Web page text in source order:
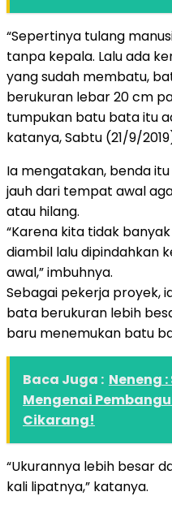
“Sepertinya tulang
tanpa kepala. Lalu ada
yang sudah membatu,
berukuran lebar 20 cm
tumpukan batu bata itu
katanya, Sabtu (21/9/
Ia mengatakan, benda
jauh dari tempat awal
atau hilang.
“Karena kita tidak
diambil lalu dipindahkan
awal,” imbuhnya.
Sebagai pekerja proyek,
bata berukuran lebih
baru menemukan batu
Baca Juga : Neneng
Mengenai
Cikarang!
“Ukurannya lebih besar
kali lipatnya,” katanya.